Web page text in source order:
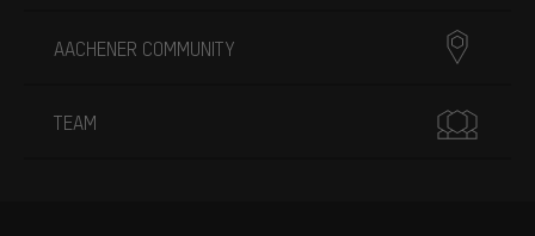
AACHENER COMMUNITY
TEAM